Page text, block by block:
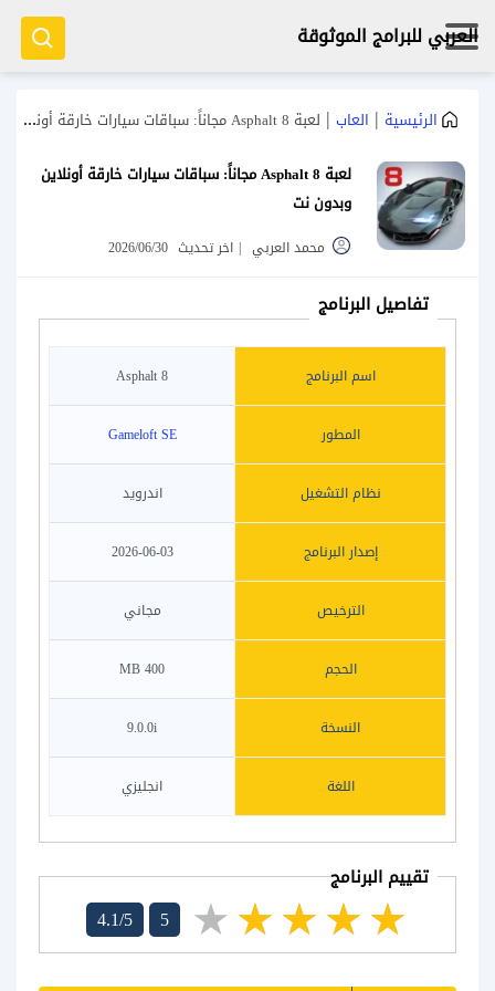
العربي للبرامج الموثوقة
الرئيسية | العاب | لعبة Asphalt 8 مجاناً: سباقات سيارات خارقة أونلاين وبدون نت
لعبة Asphalt 8 مجاناً: سباقات سيارات خارقة أونلاين
وبدون نت
محمد العربي | اخر تحديث 2026/06/30
تفاصيل البرنامج
اسم البرنامج Asphalt 8
المطور Gameloft SE‏
نظام التشغيل اندرويد
إصدار البرنامج 2026-06-03
الترخيص مجاني
الحجم 400 MB
النسخة 9.0.0i
اللغة انجليزي
تقييم البرنامج
4.1/5 5